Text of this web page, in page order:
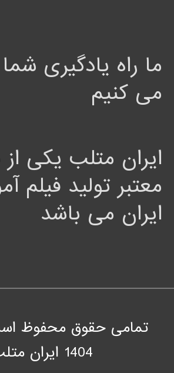
ما راه یادگیری شما
می کنیم
ایران متلب یکی
معتبر تولید فیلم
ایران می باشد
1404 ايران